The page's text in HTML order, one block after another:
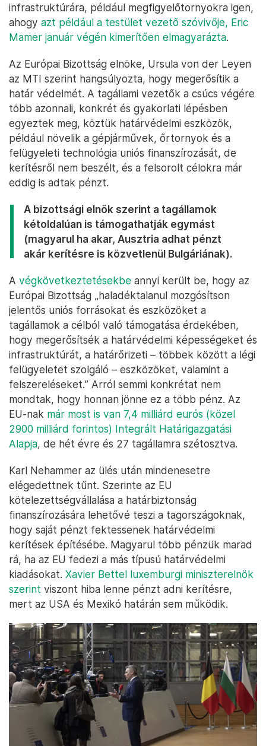
infrastruktúrára, például megfigyelőtornyokra igen,
ahogy azt például a testület vezető szóvivője, Eric
Mamer január végén kimerítően elmagyarázta.
Az Európai Bizottság elnöke, Ursula von der Leyen
az MTI szerint hangsúlyozta, hogy megerősítik a
határ védelmét. A tagállami vezetők a csúcs végére
több azonnali, konkrét és gyakorlati lépésben
egyeztek meg, köztük határvédelmi eszközök,
például növelik a gépjárművek, őrtornyok és a
felügyeleti technológia uniós finanszírozását, de
kerítésről nem beszélt, és a felsorolt célokra már
eddig is adtak pénzt.
A bizottsági elnök szerint a tagállamok
kétoldalúan is támogathatják egymást
(magyarul ha akar, Ausztria adhat pénzt
akár kerítésre is közvetlenül Bulgáriának).
A végkövetkeztetésekbe annyi került be, hogy az
Európai Bizottság „haladéktalanul mozgósítson
jelentős uniós forrásokat és eszközöket a
tagállamok a célból való támogatása érdekében,
hogy megerősítsék a határvédelmi képességeket és
infrastruktúrát, a határőrizeti – többek között a légi
felügyeletet szolgáló – eszközöket, valamint a
felszereléseket.” Arról semmi konkrétat nem
mondtak, hogy honnan jönne ez a több pénz. Az
EU-nak már most is van 7,4 milliárd eurós (közel
2900 milliárd forintos) Integrált Határigazgatási
Alapja, de hét évre és 27 tagállamra szétosztva.
Karl Nehammer az ülés után mindenesetre
elégedettnek tűnt. Szerinte az EU
kötelezettségvállalása a határbiztonság
finanszírozására lehetővé teszi a tagországoknak,
hogy saját pénzt fektessenek határvédelmi
kerítések építésébe. Magyarul több pénzük marad
rá, ha az EU fedezi a más típusú határvédelmi
kiadásokat. Xavier Bettel luxemburgi miniszterelnök
szerint viszont hiba lenne pénzt adni kerítésre,
mert az USA és Mexikó határán sem működik.